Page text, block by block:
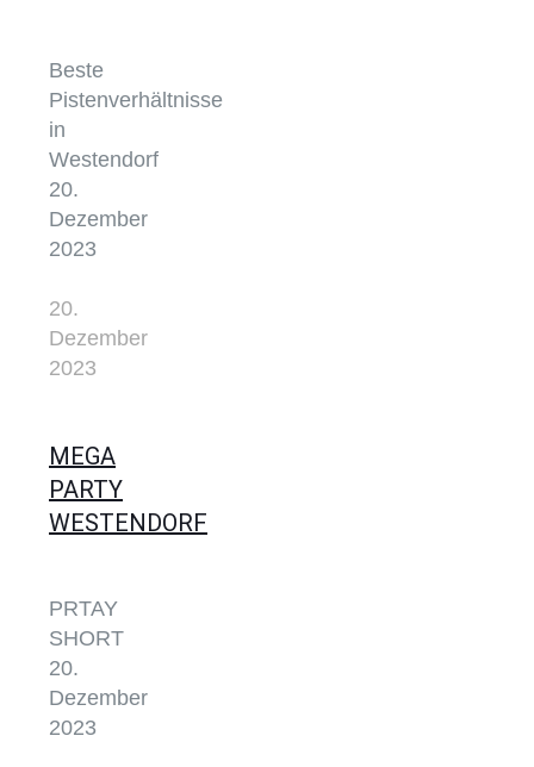
Beste
Pistenverhältnisse
in
Westendorf
20.
Dezember
2023
20.
Dezember
2023
MEGA
PARTY
WESTENDORF
PRTAY
SHORT
20.
Dezember
2023